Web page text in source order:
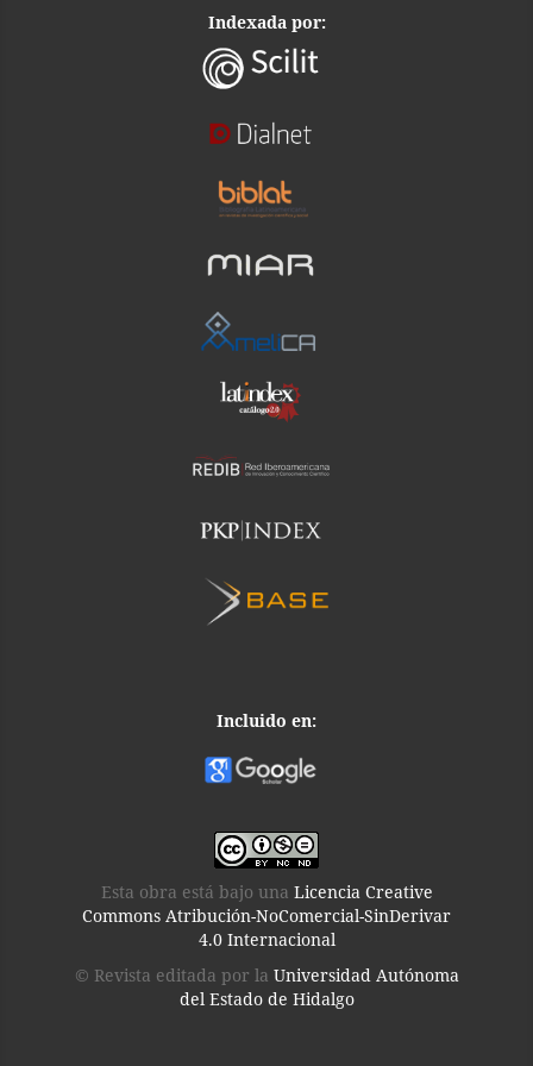
Indexada por:
Incluido en:
Esta obra está bajo una Licencia Creative
Commons Atribución-NoComercial-SinDerivar
4.0 Internacional
© Revista editada por la Universidad Autónoma
del Estado de Hidalgo